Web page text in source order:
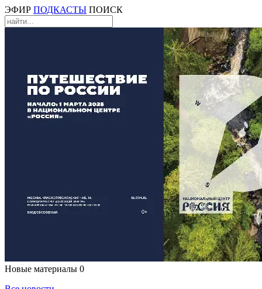
ЭФИР ПОДКАСТЫ ПОИСК
Новые материалы 0